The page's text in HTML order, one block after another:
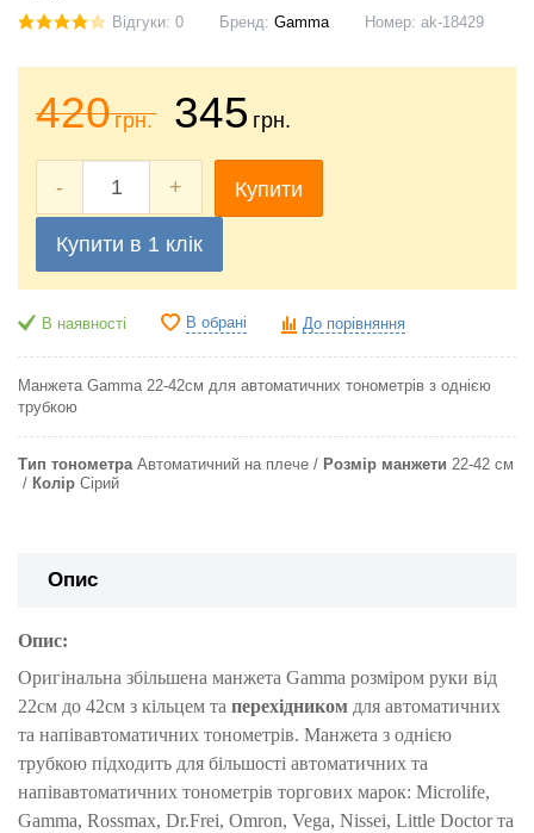
Відгуки: 0 Бренд: Gamma Номер: ak-18429
420грн. 345 грн.
- + Купити
Купити в 1 клік
В наявності В обрані До порівняння
Манжета Gamma 22-42см для автоматичних тонометрів з однією
трубкою
Тип тонометра Автоматичний на плече Розмір манжети 22-42 см
Колір Сірий
Опис
Опис:
Оригінальна збiльшена манжета Gamma розміром руки від
22см до 42см з кільцем та перехідником для автоматичних
та напівавтоматичних тонометрів. Манжета з однією
трубкою підходить для більшості автоматичних та
напівавтоматичних тонометрів торгових марок: Microlife,
Gamma, Rossmax, Dr.Frei, Omron, Vega, Nissei, Little Doctor та